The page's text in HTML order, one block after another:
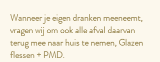
Wanneer je eigen dranken meeneemt,
vragen wij om ook alle afval daarvan
terug mee naar huis te nemen, Glazen
flessen + PMD.